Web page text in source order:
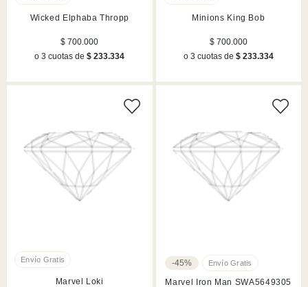
Wicked Elphaba Thropp
$ 700.000
o 3 cuotas de$ 233.334
Minions King Bob
$ 700.000
o 3 cuotas de $ 233.334
Marvel Loki
-45%
Marvel Iron Man SWA5649305